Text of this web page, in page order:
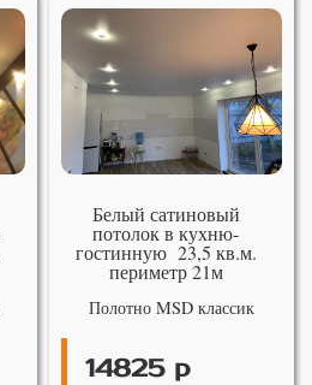
Белый сатиновый
потолок в кухню-
гостинную 23,5 кв.м.
периметр 21м
Полотно MSD классик
14825 р